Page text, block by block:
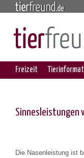
Freizeit
Sinnesleistungen
Die Nasenleistung ist